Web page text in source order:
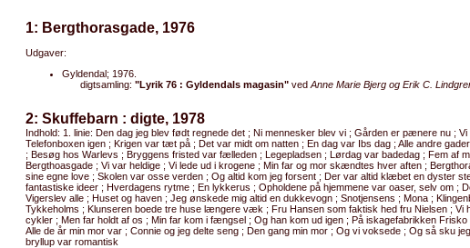
1: Bergthorasgade, 1976
Udgaver:
Gyldendal; 1976.
digtsamling: "Lyrik 76 : Gyldendals magasin" ved Anne Marie Bjerg og Erik C.
2: Skuffebarn : digte, 1978
Indhold: 1. linie: Den dag jeg blev født regnede det ; Ni mennesker blev vi ; Gården er pænere nu ;
Telefonboxen igen ; Krigen var tæt på ; Det var midt om natten ; En dag var Ibs dag ; Alle andre
; Besøg hos Warlevs ; Bryggens fristed var fælleden ; Legepladsen ; Lørdag var badedag ; Fem af
Bergthoasgade ; Vi var heldige ; Vi lede ud i krogene ; Min far og mor skændtes hver aften ;
sine egne love ; Skolen var osse verden ; Og altid kom jeg forsent ; Der var altid klæbet en dyster
fantastiske ideer ; Hverdagens rytme ; En lykkerus ; Opholdene på hjemmene var oaser, selv om ;
Vigerslev alle ; Huset og haven ; Jeg ønskede mig altid en dukkevogn ; Snotjensens ; Mona ;
Tykkeholms ; Klunseren boede tre huse længere væk ; Fru Hansen som faktisk hed fru Nielsen ; Vi
cykler ; Men far holdt af os ; Min far kom i fængsel ; Og han kom ud igen ; På iskagefabrikken Frisko
Alle de år min mor var ; Connie og jeg delte seng ; Den gang min mor ; Og vi voksede ; Og så sku
bryllup var romantisk